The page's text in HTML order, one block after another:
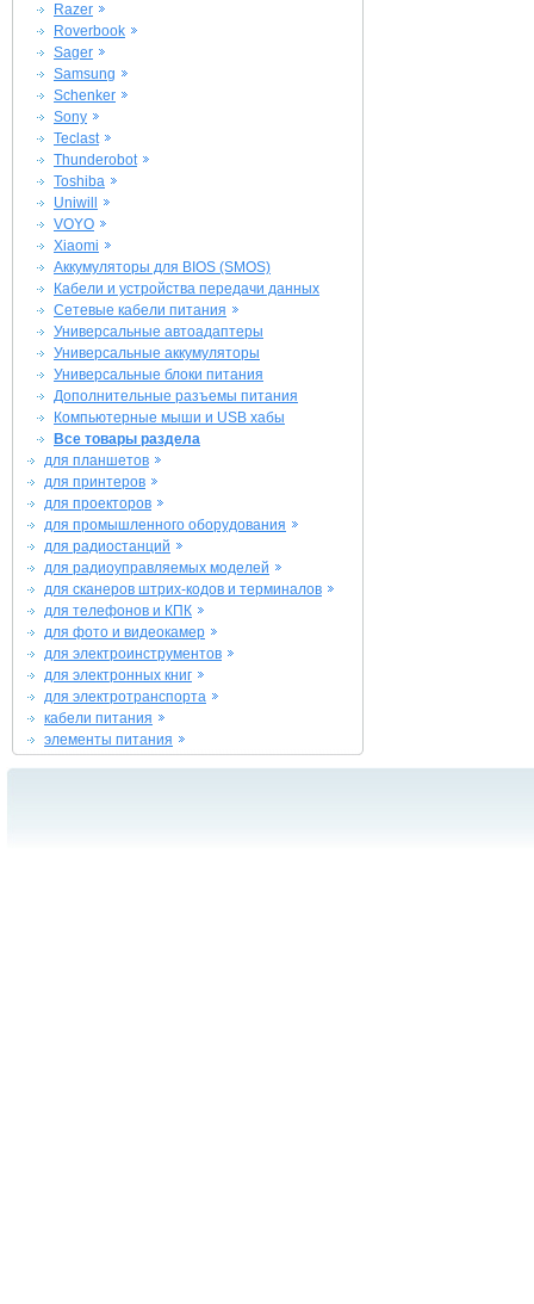
Razer
Roverbook
Sager
Samsung
Schenker
Sony
Teclast
Thunderobot
Toshiba
Uniwill
VOYO
Xiaomi
Аккумуляторы для BIOS (SMOS)
Кабели и устройства передачи данных
Сетевые кабели питания
Универсальные автоадаптеры
Универсальные аккумуляторы
Универсальные блоки питания
Дополнительные разъемы питания
Компьютерные мыши и USB хабы
Все товары раздела
для планшетов
для принтеров
для проекторов
для промышленного оборудования
для радиостанций
для радиоуправляемых моделей
для сканеров штрих-кодов и терминалов
для телефонов и КПК
для фото и видеокамер
для электроинструментов
для электронных книг
для электротранспорта
кабели питания
элементы питания